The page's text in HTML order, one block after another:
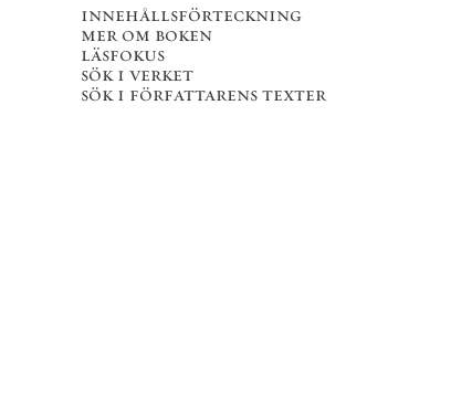
innehållsförteckning
mer om boken
läsfokus
sök i verket
sök i författarens texter